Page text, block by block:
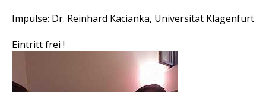
Impulse: Dr. Reinhard Kacianka, Universität Klagenfurt
Eintritt frei !